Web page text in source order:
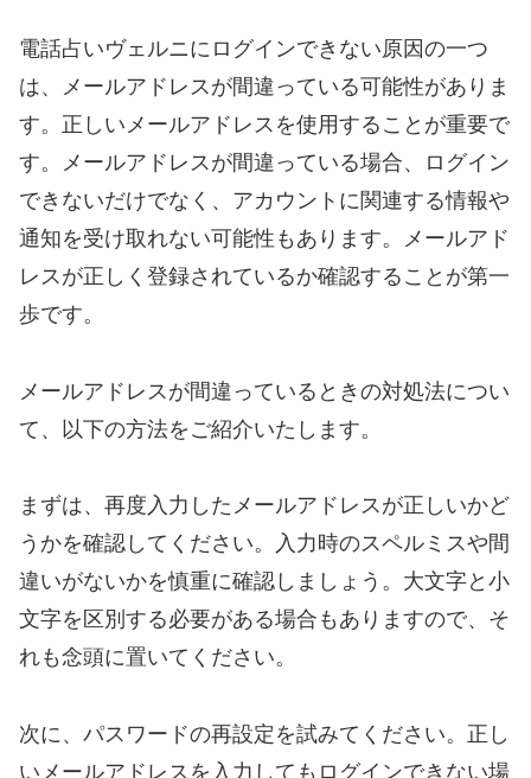
電話占いヴェルニにログインできない原因の一つ
は、メールアドレスが間違っている可能性がありま
す。正しいメールアドレスを使用することが重要で
す。メールアドレスが間違っている場合、ログイン
できないだけでなく、アカウントに関連する情報や
通知を受け取れない可能性もあります。メールアド
レスが正しく登録されているか確認することが第一
歩です。
メールアドレスが間違っているときの対処法につい
て、以下の方法をご紹介いたします。
まずは、再度入力したメールアドレスが正しいかど
うかを確認してください。入力時のスペルミスや間
違いがないかを慎重に確認しましょう。大文字と小
文字を区別する必要がある場合もありますので、そ
れも念頭に置いてください。
次に、パスワードの再設定を試みてください。正し
いメールアドレスを入力してもログインできない場